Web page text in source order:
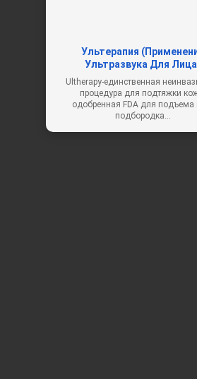
Ультерапия
Ультразвука Для
Ultherapy-единственная
процедура для подтяжки
одобренная FDA для подъема
подбородка…